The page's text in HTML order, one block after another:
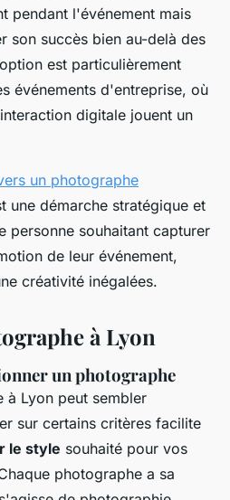
pendant l'événement mais
son succès bien au-delà des
est particulièrement
événements d'entreprise, où
digitale jouent un
un photographe
une démarche stratégique et
personne souhaitant capturer
de leur événement,
créativité inégalées.
à Lyon
un photographe
à Lyon peut sembler
sur certains critères facilite
le style souhaité pour vos
photographe a sa